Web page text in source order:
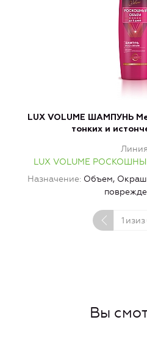
LUX VOLUME ШАМПУНЬ
тонких и
Линия
LUX VOLUME
Назначение Объем,
1 изиз
Вы